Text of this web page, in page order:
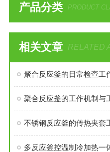
产品分类 PRODUCT
相关文章 RELATED
聚合反应釜的日常检查工
聚合反应釜的工作机制与
不锈钢反应釜的传热夹套
多反应釜控温制冷加热一